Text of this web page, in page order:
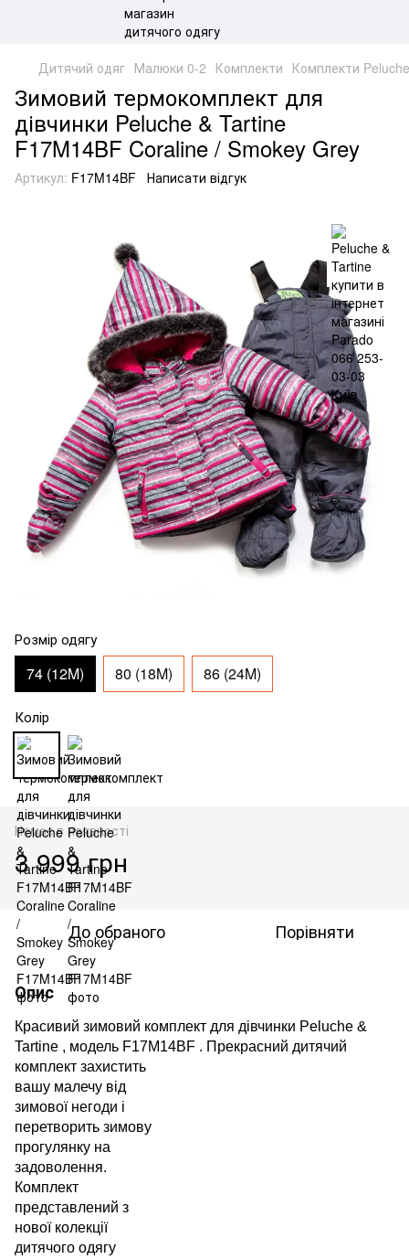
Дитячий одяг Малюки 0-2 Комплекти Комплекти
Зимовий термокомплект для
дівчинки Peluche & Tartine
F17M14BF Coraline / Smokey Grey
Артикул: F17M14BF Написати відгук
Розмір одягу
74 (12M) 80 (18M) 86 (24M)
Колір
Немає в наявності
3 999 грн
До обраного Порівняти
Опис
Красивий зимовий комплект для дівчинки Peluche &
Tartine , модель F17M14BF . Прекрасний дитячий
комплект захистить
вашу малечу від
зимової негоди і
перетворить зимову
прогулянку на
задоволення.
Комплект
представлений з
нової колекції
дитячого одягу